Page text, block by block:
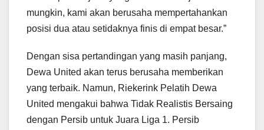
mungkin, kami akan berusaha mempertahankan
posisi dua atau setidaknya finis di empat besar.”
Dengan sisa pertandingan yang masih panjang,
Dewa United akan terus berusaha memberikan
yang terbaik. Namun, Riekerink Pelatih Dewa
United mengakui bahwa Tidak Realistis Bersaing
dengan Persib untuk Juara Liga 1. Persib